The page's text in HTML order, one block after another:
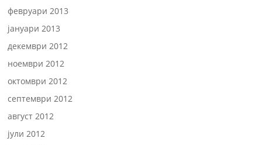
февруари 2013
јануари 2013
декември 2012
ноември 2012
октомври 2012
септември 2012
август 2012
јули 2012